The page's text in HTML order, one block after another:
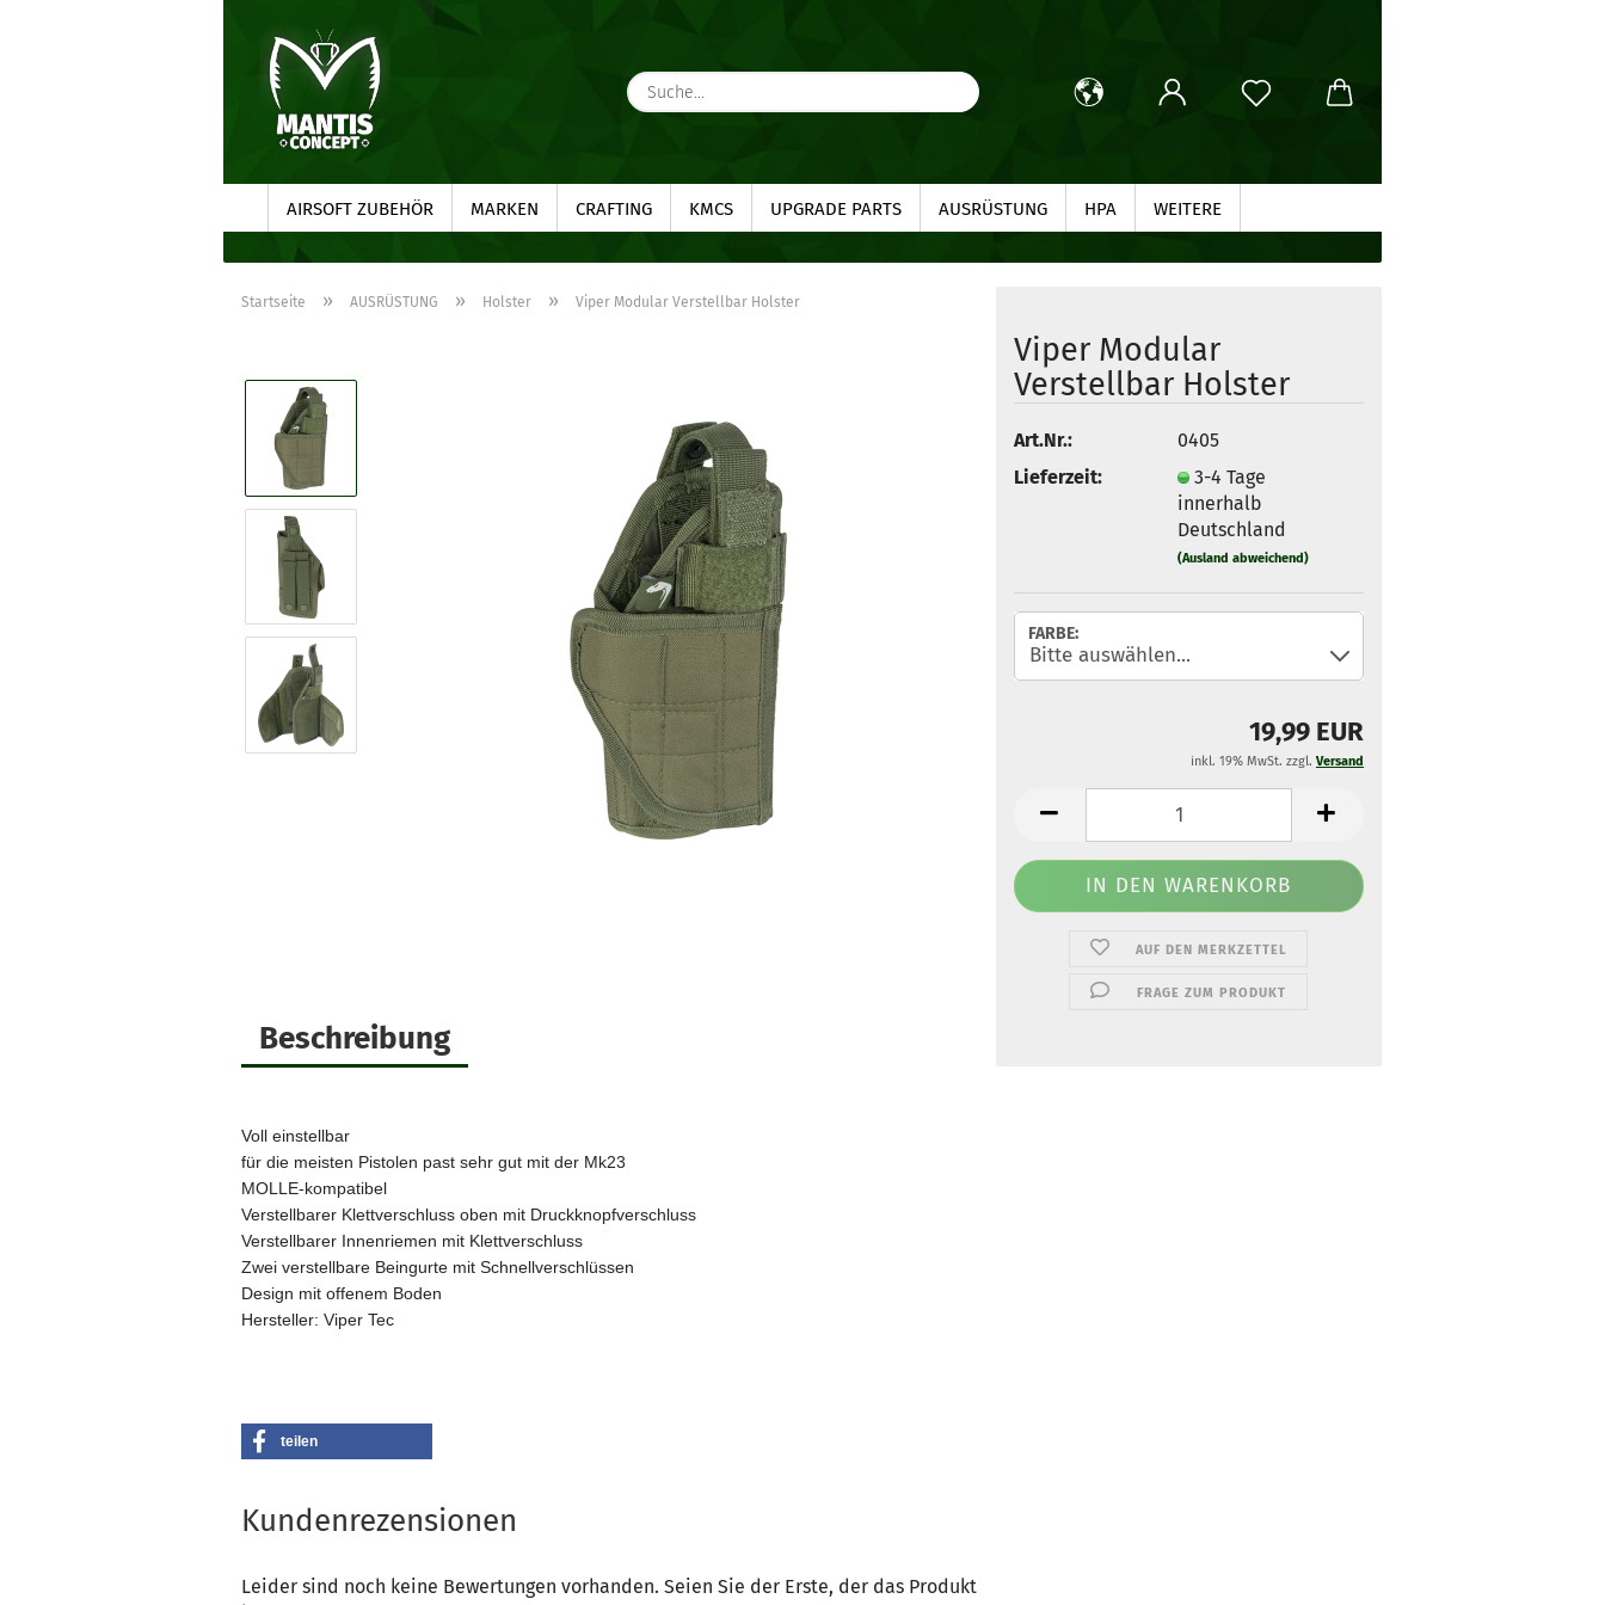
Suche...
AIRSOFT ZUBEHÖR MARKEN CRAFTING KMCS UPGRADE PARTS AUSRÜSTUNG HPA WEITERE
Startseite » AUSRÜSTUNG » Holster » Viper Modular Verstellbar Holster
Viper Modular
Verstellbar Holster
Art.Nr.:
0405
Lieferzeit:
3-4 Tage
innerhalb
Deutschland
(Ausland abweichend)
FARBE:
19,99 EUR
inkl. 19% MwSt. zzgl. Versand
AUF DEN MERKZETTEL
FRAGE ZUM PRODUKT
Beschreibung
Voll einstellbar
für die meisten Pistolen past sehr gut mit der Mk23
MOLLE-kompatibel
Verstellbarer Klettverschluss oben mit Druckknopfverschluss
Verstellbarer Innenriemen mit Klettverschluss
Zwei verstellbare Beingurte mit Schnellverschlüssen
Design mit offenem Boden
Hersteller: Viper Tec
teilen
Kundenrezensionen
Leider sind noch keine Bewertungen vorhanden. Seien Sie der Erste, der das Produkt